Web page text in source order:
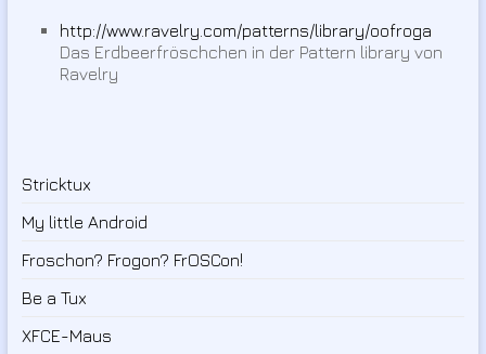
http://www.ravelry.com/patterns/library/oofroga
Das Erdbeerfröschchen in der Pattern library von
Ravelry
Stricktux
My little Android
Froschon? Frogon? FrOSCon!
Be a Tux
XFCE-Maus